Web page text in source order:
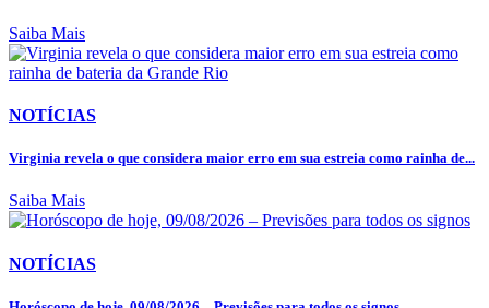
Saiba Mais
NOTÍCIAS
Virginia revela o que considera maior erro em sua estreia como rainha de...
Saiba Mais
NOTÍCIAS